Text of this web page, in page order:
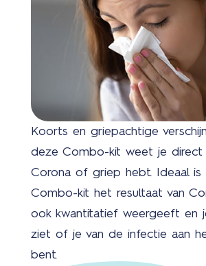
Koorts en griepachtige
deze Combo-kit weet je
Corona of griep hebt. Ideaal
Combo-kit het resultaat van
ook kwantitatief weergeeft en
ziet of je van de infectie aan
bent.